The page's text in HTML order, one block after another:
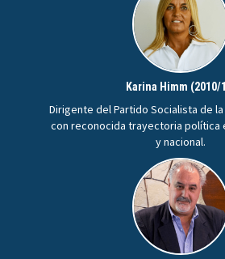
Karina Himm (2010/
Dirigente del Partido Socialista de
con reconocida trayectoria política
y nacional.